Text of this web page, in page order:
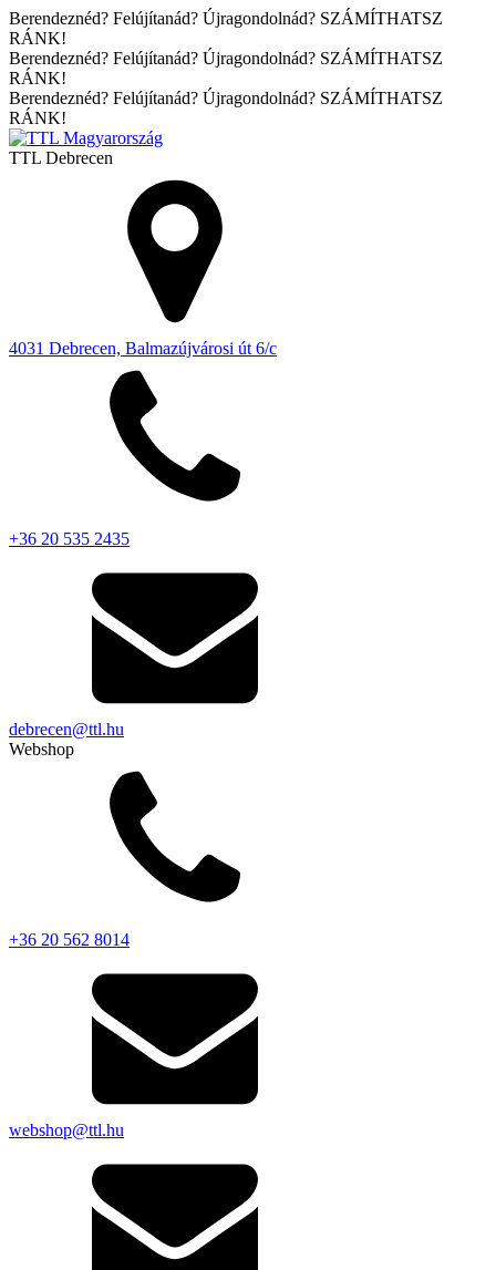
Berendeznéd? Felújítanád? Újragondolnád? SZÁMÍTHATSZ
RÁNK!
Berendeznéd? Felújítanád? Újragondolnád? SZÁMÍTHATSZ
RÁNK!
Berendeznéd? Felújítanád? Újragondolnád? SZÁMÍTHATSZ
RÁNK!
TTL Debrecen
4031 Debrecen, Balmazújvárosi út 6/c
+36 20 535 2435
debrecen@ttl.hu
Webshop
+36 20 562 8014
webshop@ttl.hu